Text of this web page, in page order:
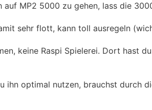
reicht nur + abzusichern?
GX fungiert, brauche ich dann noch
Dass das Netz dabei
Backup Betrieb an den Victrons
MP2 5000 zu gehen, lass die
sehr flott, kann toll ausregeln
keine Raspi Spielerei. Dort hast
ihn optimal nutzen, brauchst durch